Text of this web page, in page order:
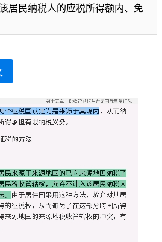
居民纳税人的应税所得额内、免